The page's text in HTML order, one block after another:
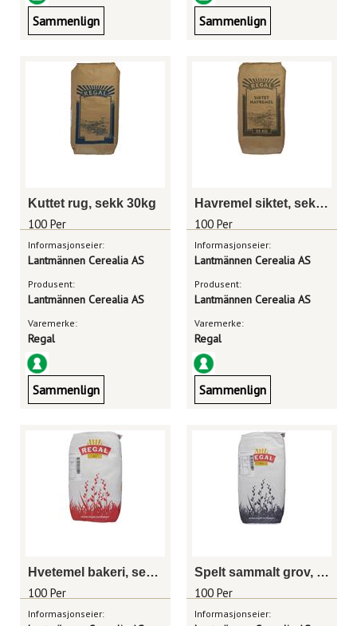
Sammenlign Sammenlign
Kuttet rug, sekk 30kg
100 Per
Informasjonseier:
Lantmännen Cerealia AS
Produsent:
Lantmännen Cerealia AS
Varemerke:
Regal
Sammenlign
Havremel siktet, sekk 25kg
100 Per
Informasjonseier:
Lantmännen Cerealia AS
Produsent:
Lantmännen Cerealia AS
Varemerke:
Regal
Sammenlign
Hvetemel bakeri, sekk 25kg
100 Per
Informasjonseier:
Spelt sammalt grov, sekk 25kg
100 Per
Informasjonseier: